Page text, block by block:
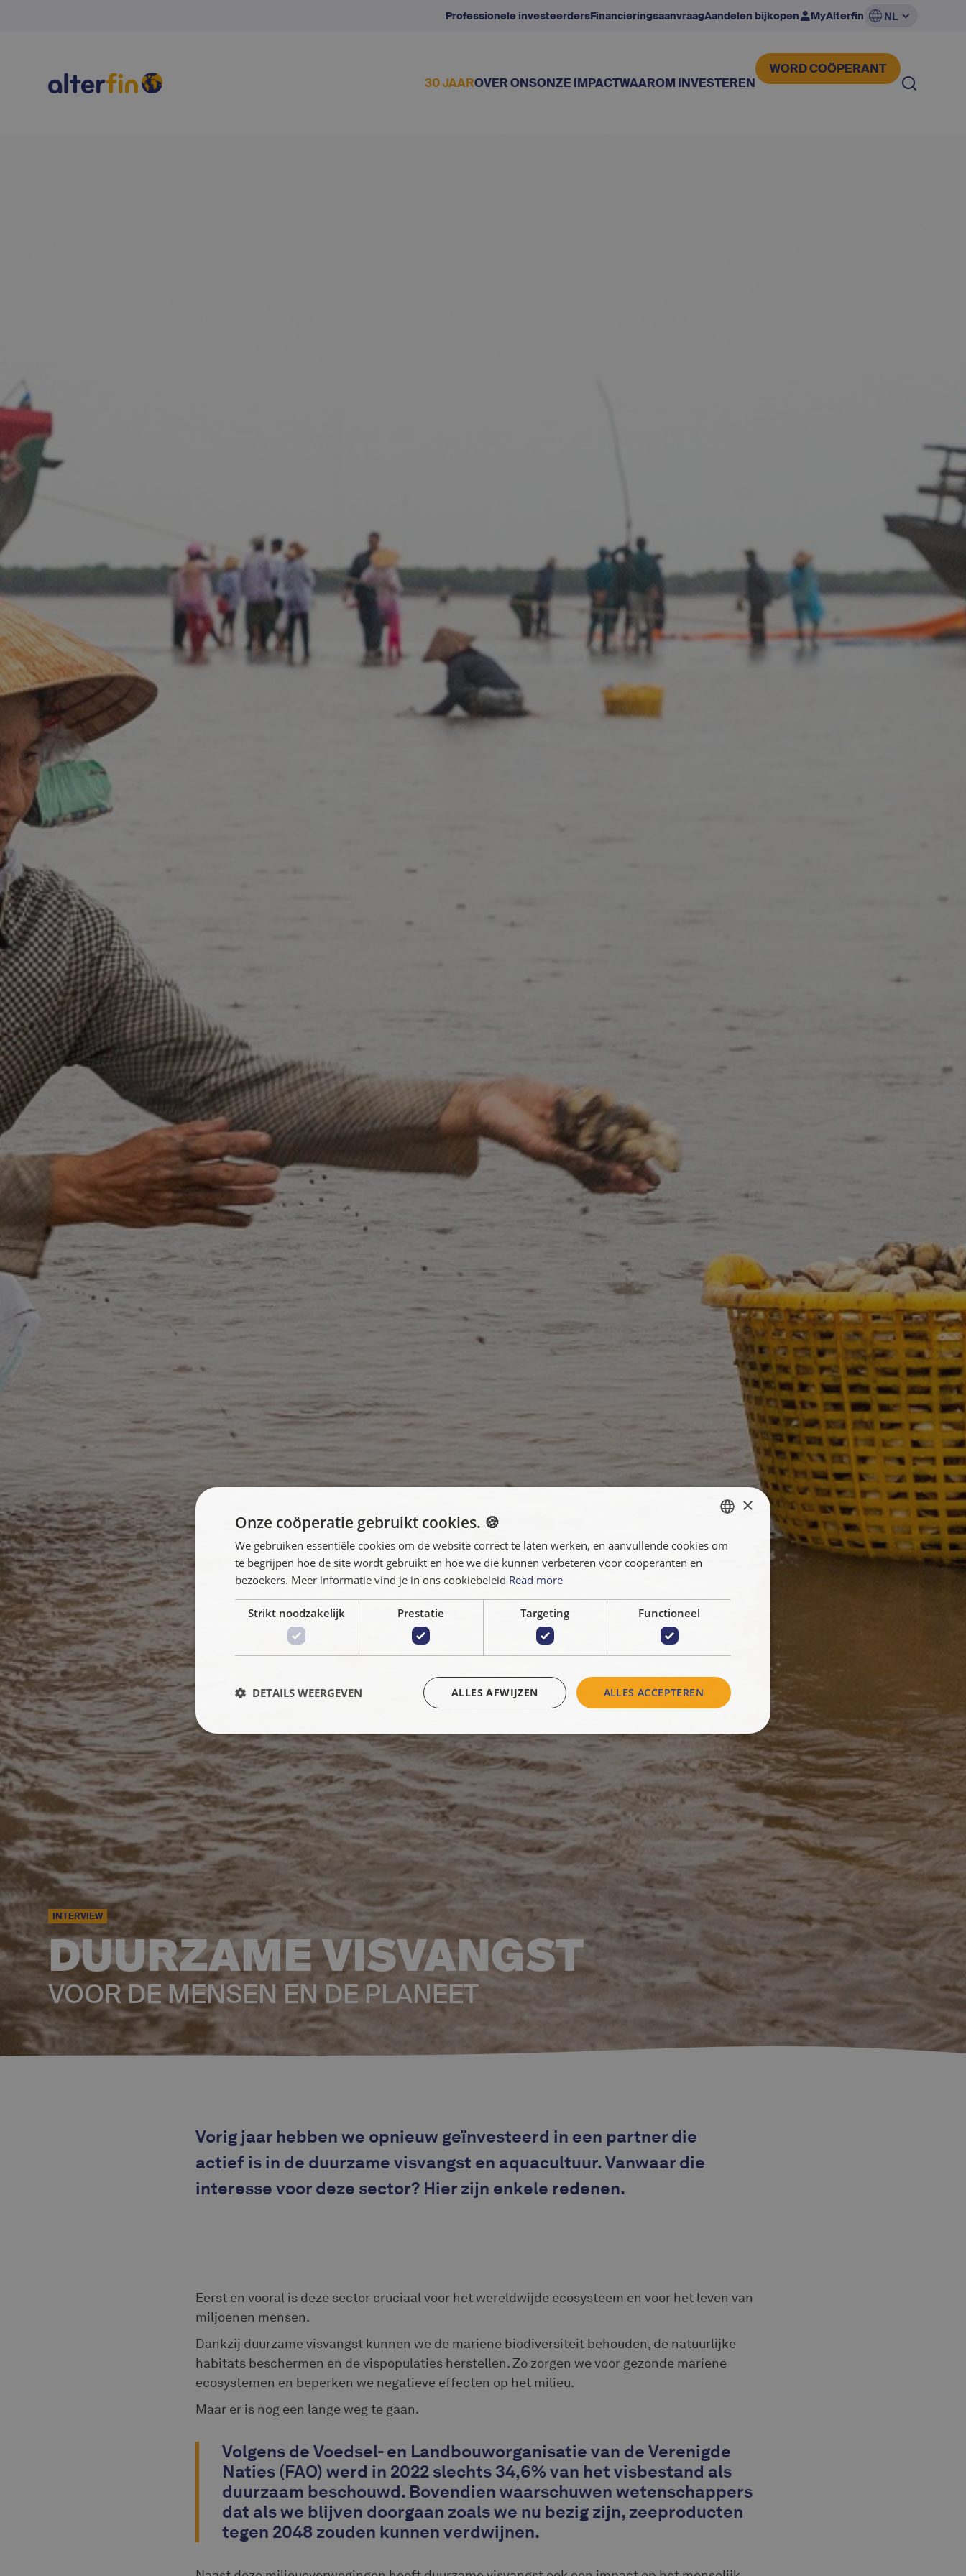
Professionele investeerdersFinancieringsaanvraagAandelen bijkopen MyAlterfin NL
30 JAAROVER ONSONZE IMPACTWAAROM INVESTEREN
WORD COÖPERANT
INTERVIEW
DUURZAME VISVANGST
VOOR DE MENSEN EN DE PLANEET
Vorig jaar hebben we opnieuw geïnvesteerd in een partner die
actief is in de duurzame visvangst en aquacultuur. Vanwaar die
interesse voor deze sector? Hier zijn enkele redenen.
Eerst en vooral is deze sector cruciaal voor het wereldwijde ecosysteem en voor het leven van
miljoenen mensen.
Dankzij duurzame visvangst kunnen we de mariene biodiversiteit behouden, de natuurlijke
habitats beschermen en de vispopulaties herstellen. Zo zorgen we voor gezonde mariene
ecosystemen en beperken we negatieve effecten op het milieu.
Maar er is nog een lange weg te gaan.
Volgens de Voedsel- en Landbouworganisatie van de Verenigde
Naties (FAO) werd in 2022 slechts 34,6% van het visbestand als
duurzaam beschouwd. Bovendien waarschuwen wetenschappers
dat als we blijven doorgaan zoals we nu bezig zijn, zeeproducten
tegen 2048 zouden kunnen verdwijnen.
ENGLISH
FRANÇAIS
×
Onze coöperatie gebruikt cookies. 🍪
We gebruiken essentiële cookies om de website correct te laten werken, en aanvullende cookies om
te begrijpen hoe de site wordt gebruikt en hoe we die kunnen verbeteren voor coöperanten en
bezoekers. Meer informatie vind je in ons cookiebeleid Read more
Strikt noodzakelijk Prestatie Targeting Functioneel
ALLES ACCEPTEREN
ALLES AFWIJZEN
DETAILS WEERGEVEN